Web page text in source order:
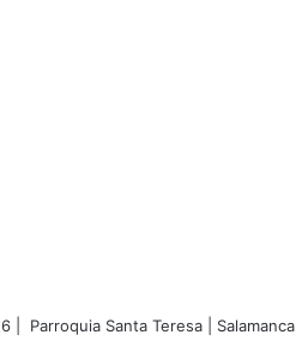
| Parroquia Santa Teresa | Salamanca